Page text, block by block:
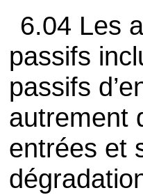
6.04 Les
passifs
passifs
autrement
entrées et